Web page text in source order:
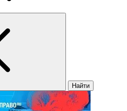
Найти